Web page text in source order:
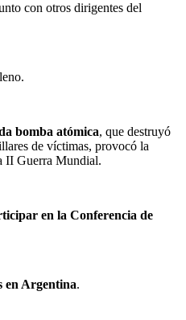
con otros dirigentes del
bomba atómica, que destruyó
de víctimas, provocó la
II Guerra Mundial.
en la Conferencia de
en Argentina.